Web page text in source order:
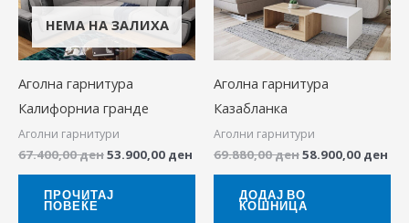
НЕМА НА ЗАЛИХА
Аголна гарнитура
Калифорниа гранде
Аголни гарнитури
67.400,00ден53.900,00 ден
ПРОЧИТАЈ
ПОВЕЌЕ
Аголна гарнитура
Казабланка
Аголни гарнитури
69.880,00ден58.900,00 ден
ДОДАЈ ВО
КОШНИЦА